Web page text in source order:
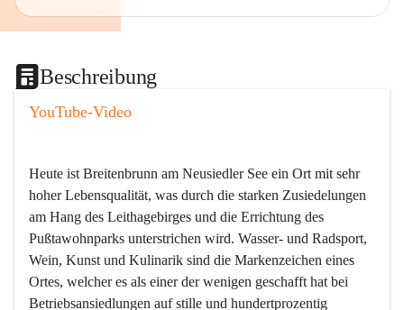
Beschreibung
YouTube-Video
Heute ist Breitenbrunn am Neusiedler See ein Ort mit sehr
hoher Lebensqualität, was durch die starken Zusiedelungen
am Hang des Leithagebirges und die Errichtung des
Pußtawohnparks unterstrichen wird. Wasser- und Radsport,
Wein, Kunst und Kulinarik sind die Markenzeichen eines
Ortes, welcher es als einer der wenigen geschafft hat bei
Betriebsansiedlungen auf stille und hundertprozentig